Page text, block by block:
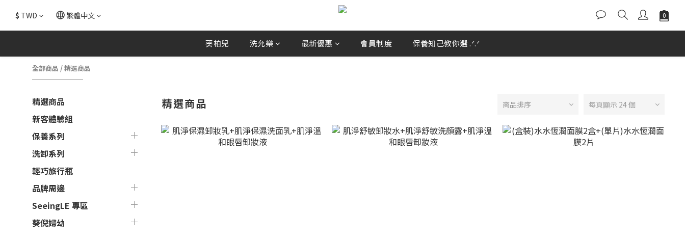
$ TWD 繁體中文
葵柏兒 洗允樂 最新優惠 會員制度 保養知己教你選 .ᐟ.ᐟ
全部商品 /精選商品
精選商品
新客體驗組
保養系列
洗卸系列
輕巧旅行瓶
品牌周邊
SeeingLE 專區
葵倪婦幼
精選商品 商品排序 每頁顯示 24 個